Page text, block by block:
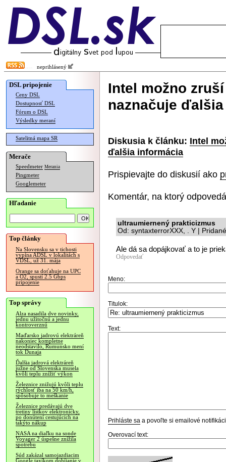
neprihlásený
DSL pripojenie
Ceny DSL
Dostupnosť DSL
Fórum o DSL
Výsledky meraní
Satelitná mapa SR
Merače
Speedmeter Merania
Pingmeter
Googlemeter
Hľadanie
Top články
Na Slovensku sa v tichosti
vypína ADSL v lokalitách s
VDSL, už 31. mája
Orange sa doťahuje na UPC
a O2, spustí 2.5 Gbps
pripojenie
Top správy
Alza nasadila dve novinky,
jednu užitočnú a jednu
kontroverznú
Maďarsko jadrovú elektráreň
nakoniec kompletne
neodstavilo, Rumunsko mení
tok Dunaja
Ďalšia jadrová elektráreň
južne od Slovenska musela
kvôli teplu znížiť výkon
Železnice znižujú kvôli teplu
rýchlosť iba na 50 km/h,
spôsobuje to meškanie
Železnice predávajú dve
tretiny lístkov elektronicky,
po donútení cestujúcich na
takýto nákup
NASA na diaľku na sonde
Voyager 2 úspešne znížila
spotrebu
Súd zakázal samojazdiacim
Google taxíkom dobíjanie v
Intel možno
naznačuje
Diskusia k článku: Intel
ďalšia informácia
Prispievajte do diskusií ako
Komentár, na ktorý
ultraumiernený prakticizmus
Od: syntaxterrorXXX, . Y |
Ale dá sa dopájkovať a to je
Odpovedať
Meno:
Titulok:
Text:
Prihláste sa a povoľte si emailové
Overovací text: